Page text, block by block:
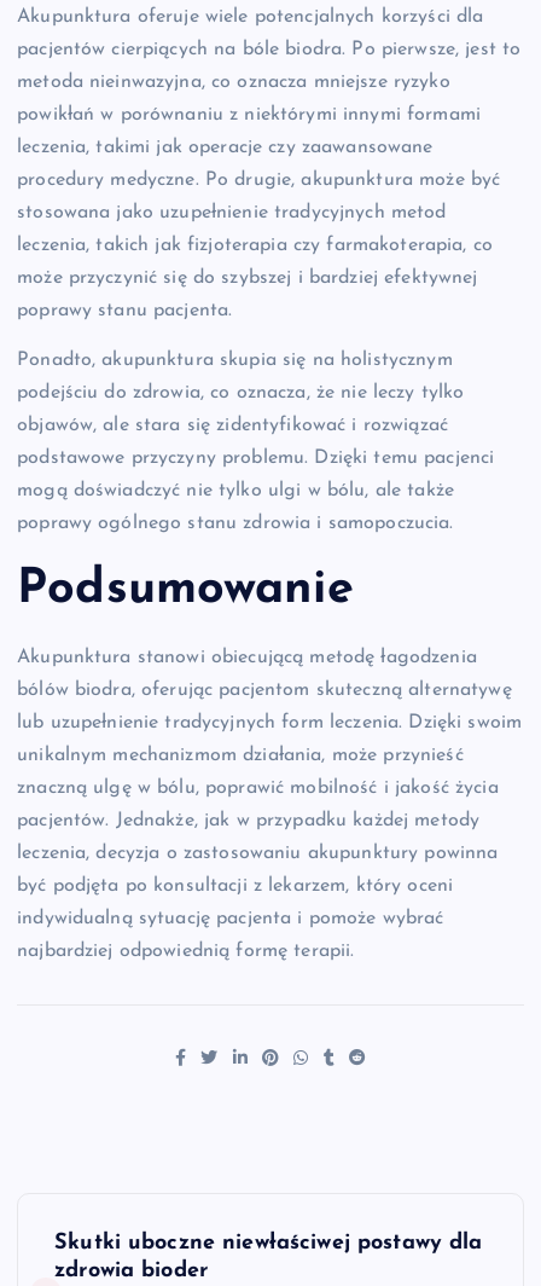
Akupunktura oferuje wiele potencjalnych korzyści dla
pacjentów cierpiących na bóle biodra. Po pierwsze, jest to
metoda nieinwazyjna, co oznacza mniejsze ryzyko
powikłań w porównaniu z niektórymi innymi formami
leczenia, takimi jak operacje czy zaawansowane
procedury medyczne. Po drugie, akupunktura może być
stosowana jako uzupełnienie tradycyjnych metod
leczenia, takich jak fizjoterapia czy farmakoterapia, co
może przyczynić się do szybszej i bardziej efektywnej
poprawy stanu pacjenta.
Ponadto, akupunktura skupia się na holistycznym
podejściu do zdrowia, co oznacza, że nie leczy tylko
objawów, ale stara się zidentyfikować i rozwiązać
podstawowe przyczyny problemu. Dzięki temu pacjenci
mogą doświadczyć nie tylko ulgi w bólu, ale także
poprawy ogólnego stanu zdrowia i samopoczucia.
Podsumowanie
Akupunktura stanowi obiecującą metodę łagodzenia
bólów biodra, oferując pacjentom skuteczną alternatywę
lub uzupełnienie tradycyjnych form leczenia. Dzięki swoim
unikalnym mechanizmom działania, może przynieść
znaczną ulgę w bólu, poprawić mobilność i jakość życia
pacjentów. Jednakże, jak w przypadku każdej metody
leczenia, decyzja o zastosowaniu akupunktury powinna
być podjęta po konsultacji z lekarzem, który oceni
indywidualną sytuację pacjenta i pomoże wybrać
najbardziej odpowiednią formę terapii.
NSkutki uboczne niewłaściwej postawy dla
zdrowia bioder